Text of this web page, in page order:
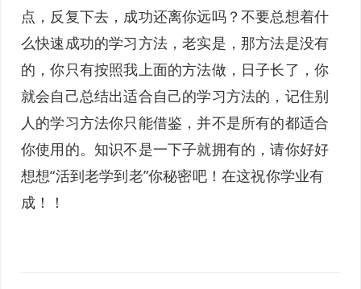
点，反复下去，成功还离你远吗？不要总想着什
么快速成功的学习方法，老实是，那方法是没有
的，你只有按照我上面的方法做，日子长了，你
就会自己总结出适合自己的学习方法的，记住别
人的学习方法你只能借鉴，并不是所有的都适合
你使用的。知识不是一下子就拥有的，请你好好
想想“活到老学到老”你秘密吧！在这祝你学业有
成！！